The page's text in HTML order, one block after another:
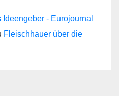
- Eurojournal
Fleischhauer über die